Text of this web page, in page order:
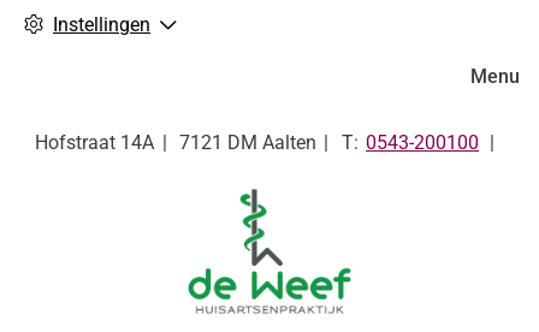
Instellingen
Hofstraat 14A 7121 DM Aalten Tel:
0543-200100
Menu